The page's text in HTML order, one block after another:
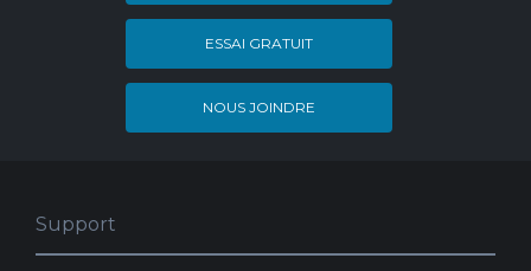
ESSAI GRATUIT
NOUS JOINDRE
Support